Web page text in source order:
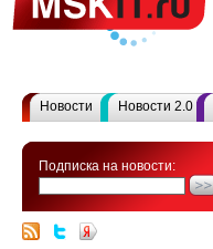
Новости Новости 2.0
Подписка на новости: